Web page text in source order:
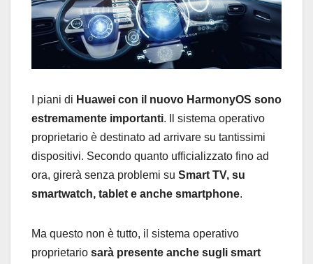
I piani di Huawei con il nuovo HarmonyOS sono
estremamente importanti. Il sistema operativo
proprietario è destinato ad arrivare su tantissimi
dispositivi. Secondo quanto ufficializzato fino ad
ora, girerà senza problemi su Smart TV, su
smartwatch, tablet e anche smartphone.
Ma questo non è tutto, il sistema operativo
proprietario sarà presente anche sugli smart